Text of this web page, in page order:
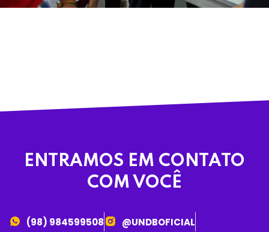
ENTRAMOS EM CONTATO
COM VOCÊ
(98) 984599508
@UNDBOFICIAL